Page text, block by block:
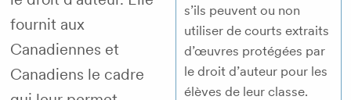
s’ils peuvent ou non
utiliser de courts extraits
d’œuvres protégées par
le droit d’auteur pour les
élèves de leur classe.
fournit aux
Canadiennes et
Canadiens le cadre